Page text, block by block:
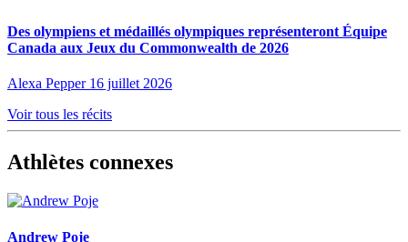
Des olympiens et médaillés olympiques représenteront Équipe
Canada aux Jeux du Commonwealth de 2026
Alexa Pepper 16 juillet 2026
Voir tous les récits
Athlètes connexes
Andrew Poje